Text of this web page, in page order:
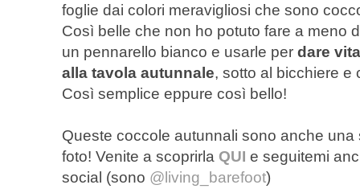
foglie dai colori meravigliosi che sono
Così belle che non ho potuto fare a meno
un pennarello bianco e usarle per dare
alla tavola autunnale, sotto al bicchiere e
Così semplice eppure così bello!
Queste coccole autunnali sono anche
foto! Venite a scoprirla QUI e seguitemi
social (sono @living_barefoot)